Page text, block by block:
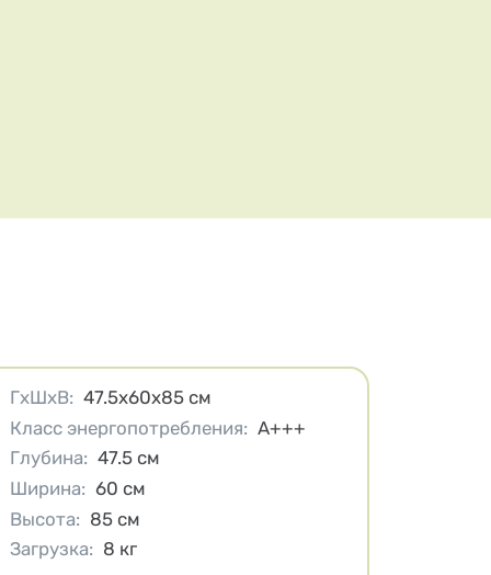
Характеристики
ГхШхВ: 47.5x60x85 см
Класс энергопотребления: A+++
Глубина: 47.5 см
Ширина: 60 см
Высота: 85 см
Загрузка: 8 кг